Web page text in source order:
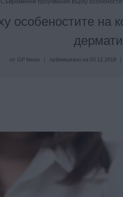
Съвременни проучвания върху
особеностите на
от GP News публикувано на 03.12.2018